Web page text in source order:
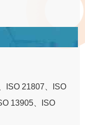
ISO 21807、ISO
13905、ISO